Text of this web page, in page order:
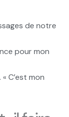
de notre
pour mon
C’est mon